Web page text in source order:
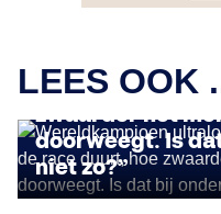
LEES OOK
Sabbe: “Hoe
zwaarder het
doorweegt. Is
niet zo?”
IMPACT ONDERNEMEN